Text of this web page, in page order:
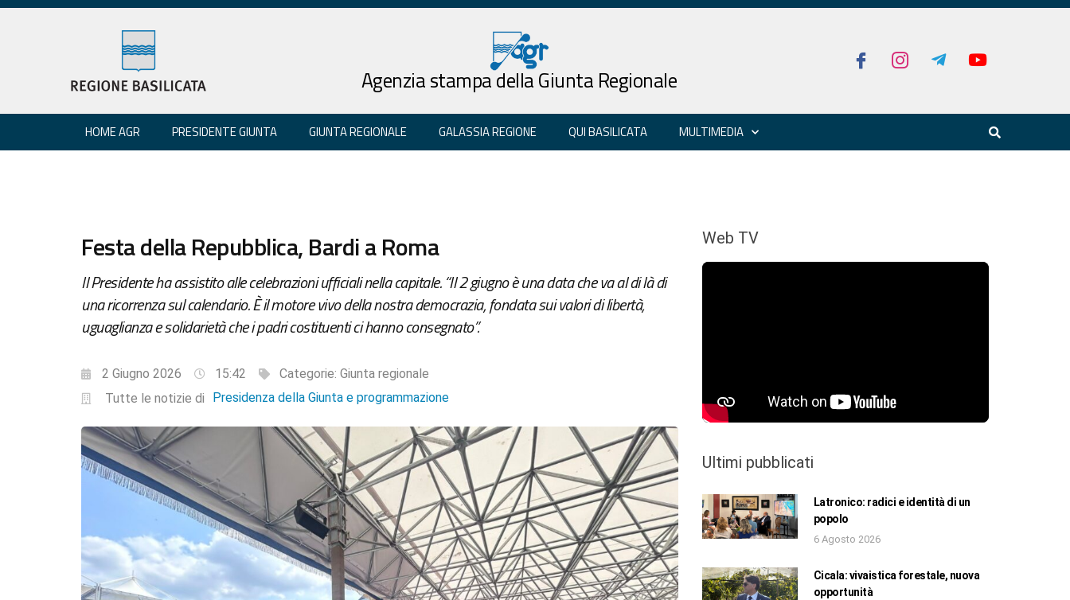
Agenzia stampa della Giunta Regionale
HOME AGR PRESIDENTE GIUNTA GIUNTA REGIONALE GALASSIA REGIONE QUI BASILICATA MULTIMEDIA
Festa della Repubblica, Bardi a Roma
Il Presidente ha assistito alle celebrazioni ufficiali nella capitale. “Il 2 giugno è una data che va al di là di
una ricorrenza sul calendario. È il motore vivo della nostra democrazia, fondata sui valori di libertà,
uguaglianza e solidarietà che i padri costituenti ci hanno consegnato”.
2 Giugno 2026 15:42 Categorie: Giunta regionale
Tutte le notizie di
Presidenza della Giunta e programmazione
Web TV
Ultimi pubblicati
Latronico: radici e identità di un
popolo
6 Agosto 2026
Cicala: vivaistica forestale, nuova
opportunità